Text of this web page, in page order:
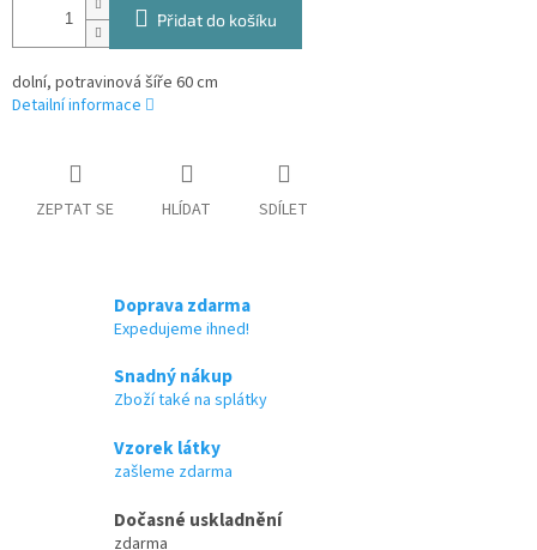
Přidat do košíku
dolní, potravinová šíře 60 cm
Detailní informace
ZEPTAT SE HLÍDAT SDÍLET
Doprava zdarma
Expedujeme ihned!
Snadný nákup
Zboží také na splátky
Vzorek látky
zašleme zdarma
Dočasné uskladnění
zdarma